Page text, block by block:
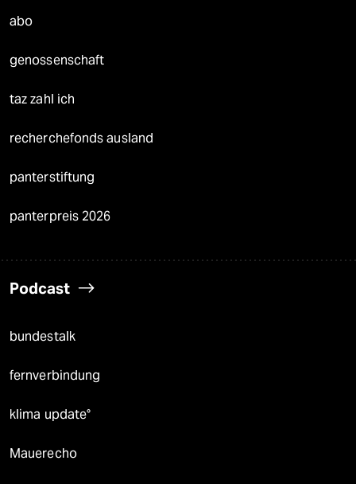
abo
genossenschaft
taz zahl ich
recherchefonds ausland
panterstiftung
panterpreis 2026
Podcast
bundestalk
fernverbindung
klima update°
Mauerecho